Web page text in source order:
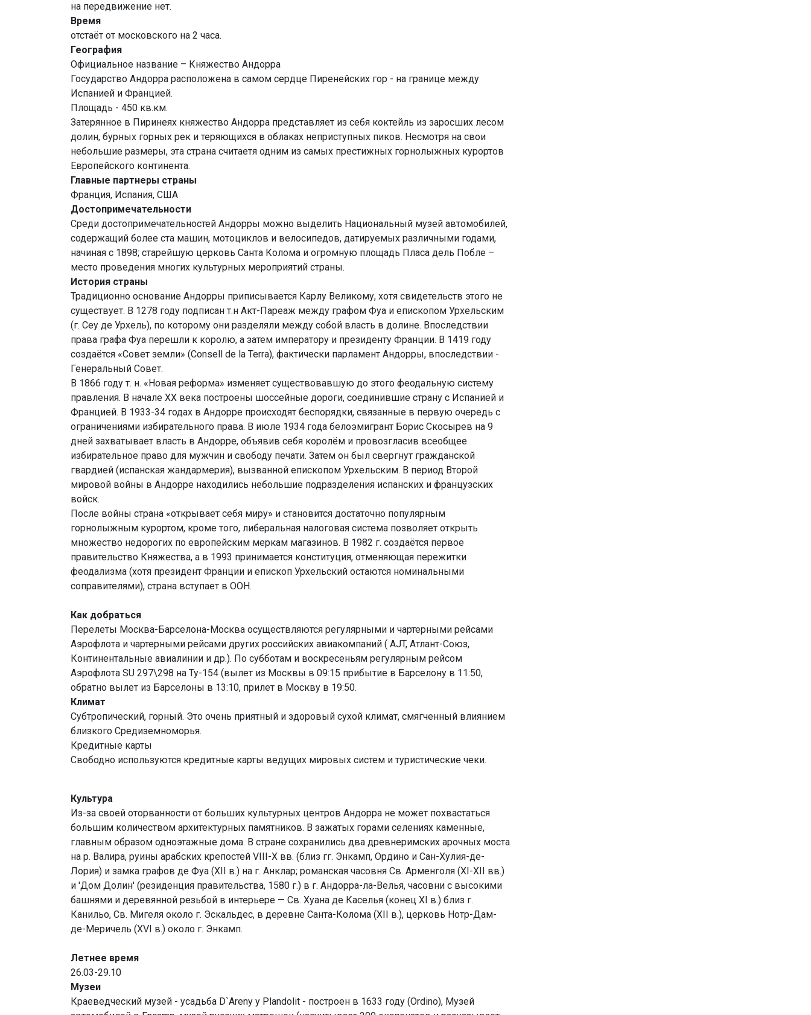
на передвижение нет.
Время
отстаёт от московского на 2 часа.
География
Официальное название – Княжество Андорра
Государство Андорра расположена в самом сердце Пиренейских гор - на границе между
Испанией и Францией.
Площадь - 450 кв.км.
Затерянное в Пиринеях княжество Андорра представляет из себя коктейль из заросших лесом
долин, бурных горных рек и теряющихся в облаках неприступных пиков. Несмотря на свои
небольшие размеры, эта страна считаетя одним из самых престижных горнолыжных курортов
Европейского континента.
Главные партнеры страны
Франция, Испания, США
Достопримечательности
Среди достопримечательностей Андорры можно выделить Национальный музей автомобилей,
содержащий более ста машин, мотоциклов и велосипедов, датируемых различными годами,
начиная с 1898; старейшую церковь Санта Колома и огромную площадь Пласа дель Побле –
место проведения многих культурных мероприятий страны.
История страны
Традиционно основание Андорры приписывается Карлу Великому, хотя свидетельств этого не
существует. В 1278 году подписан т.н Акт-Пареаж между графом Фуа и епископом Урхельским
(г. Сеу де Урхель), по которому они разделяли между собой власть в долине. Впоследствии
права графа Фуа перешли к королю, а затем императору и президенту Франции. В 1419 году
создаётся «Совет земли» (Consell de la Terra), фактически парламент Андорры, впоследствии -
Генеральный Совет.
В 1866 году т. н. «Новая реформа» изменяет существовавшую до этого феодальную систему
правления. В начале XX века построены шоссейные дороги, соединившие страну с Испанией и
Францией. В 1933-34 годах в Андорре происходят беспорядки, связанные в первую очередь с
ограничениями избирательного права. В июле 1934 года белоэмигрант Борис Скосырев на 9
дней захватывает власть в Андорре, объявив себя королём и провозгласив всеобщее
избирательное право для мужчин и свободу печати. Затем он был свергнут гражданской
гвардией (испанская жандармерия), вызванной епископом Урхельским. В период Второй
мировой войны в Андорре находились небольшие подразделения испанских и французских
войск.
После войны страна «открывает себя миру» и становится достаточно популярным
горнолыжным курортом, кроме того, либеральная налоговая система позволяет открыть
множество недорогих по европейским меркам магазинов. В 1982 г. создаётся первое
правительство Княжества, а в 1993 принимается конституция, отменяющая пережитки
феодализма (хотя президент Франции и епископ Урхельский остаются номинальными
соправителями), страна вступает в ООН.
Как добраться
Перелеты Москва-Барселона-Москва осуществляются регулярными и чартерными рейсами
Аэрофлота и чартерными рейсами других российских авиакомпаний ( AJT, Атлант-Союз,
Континентальные авиалинии и др.). По субботам и воскресеньям регулярным рейсом
Аэрофлота SU 297\298 на Ту-154 (вылет из Москвы в 09:15 прибытие в Барселону в 11:50,
обратно вылет из Барселоны в 13:10, прилет в Москву в 19:50.
Климат
Cубтропический, горный. Это очень приятный и здоровый сухой климат, смягченный влиянием
близкого Средиземноморья.
Кредитные карты
Свободно используются кредитные карты ведущих мировых систем и туристические чеки.
Культура
Из-за своей оторванности от больших культурных центров Андорра не может похвастаться
большим количеством архитектурных памятников. В зажатых горами селениях каменные,
главным образом одноэтажные дома. В стране сохранились два древнеримских арочных моста
на р. Валира, руины арабских крепостей VIII-X вв. (близ гг. Энкамп, Ордино и Сан-Хулия-де-
Лория) и замка графов де Фуа (XII в.) на г. Анклар; романская часовня Св. Арменголя (XI-XII вв.)
и 'Дом Долин' (резиденция правительства, 1580 г.) в г. Андорра-ла-Велья, часовни с высокими
башнями и деревянной резьбой в интерьере — Св. Хуана де Каселья (конец XI в.) близ г.
Канильо, Св. Мигеля около г. Эскальдес, в деревне Санта-Колома (XII в.), церковь Нотр-Дам-
де-Меричель (XVI в.) около г. Энкамп.
Летнее время
26.03-29.10
Музеи
Краеведческий музей - усадьба D`Areny y Plandolit - построен в 1633 году (Ordino), Музей